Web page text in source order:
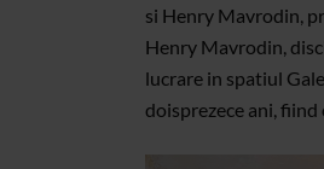
si Henry Mavrodin,
Henry Mavrodin,
lucrare in spatiul
doisprezece ani,